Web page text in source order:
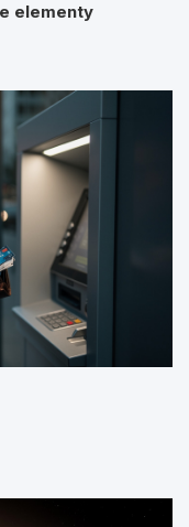
elementy